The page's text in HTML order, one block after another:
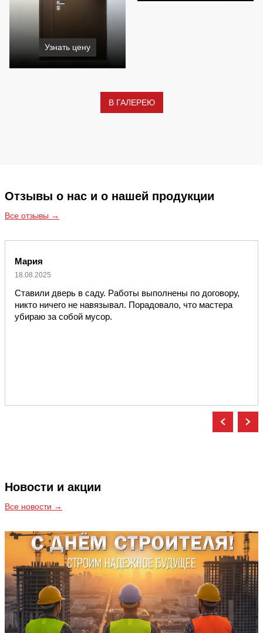
Узнать цену
В ГАЛЕРЕЮ
Отзывы о нас и о нашей продукции
Все отзывы →
Мария
18.08.2025
Ставили дверь в саду. Работы выполнены по договору,
никто ничего не навязывал. Порадовало, что мастера
убираю за собой мусор.
Новости и акции
Все новости →